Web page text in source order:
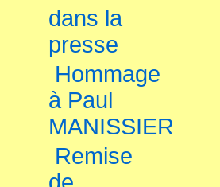
dans la
presse
Hommage
à Paul
MANISSIER
Remise